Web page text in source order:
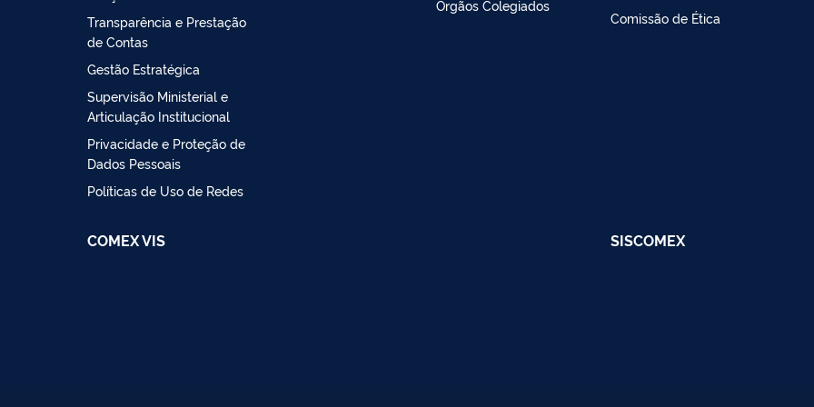
Transparência e Prestação
de Contas
Gestão Estratégica
Supervisão Ministerial e
Articulação Institucional
Privacidade e Proteção de
Dados Pessoais
Políticas de Uso de Redes
Órgãos Colegiados
Comissão de Ética
COMEX VIS SISCOMEX